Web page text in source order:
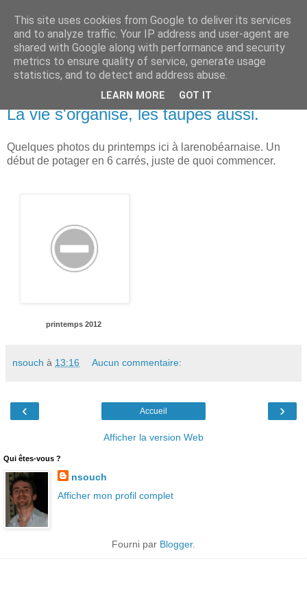
La Rénobéarnaise
blog d'une restauration de maison de pays béarnais.
mercredi 6 juin 2012
La vie s'organise, les taupes aussi.
Quelques photos du printemps ici à larenobéarnaise. Un
début de potager en 6 carrés, juste de quoi commencer.
printemps 2012
nsouch à 13:16 Aucun commentaire:
‹ ›
Accueil
Afficher la version Web
Qui êtes-vous ?
nsouch
Afficher mon profil complet
Fourni par Blogger.
This site uses cookies from Google to deliver its services
and to analyze traffic. Your IP address and user-agent are
shared with Google along with performance and security
metrics to ensure quality of service, generate usage
statistics, and to detect and address abuse.
LEARN MORE GOT IT